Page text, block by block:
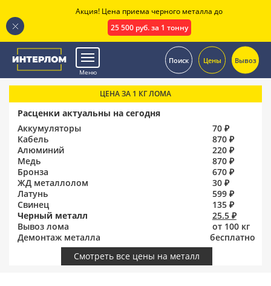
Меню
Поиск Цены Вывоз
ЦЕНА ЗА 1 КГ ЛОМА
Расценки актуальны на сегодня
Аккумуляторы
70 ₽
Кабель
870 ₽
Алюминий
220 ₽
Медь
870 ₽
Бронза
670 ₽
ЖД металлолом
30 ₽
Латунь
599 ₽
Свинец
135 ₽
Черный металл
25.5 ₽
Вывоз лома
от 100 кг
Демонтаж металла
бесплатно
Смотреть все цены на металл
Акция! Цена приема черного металла до
25 500 руб. за 1 тонну
.